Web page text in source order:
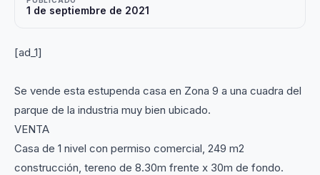
1 de septiembre de 2021
[ad_1]
Se vende esta estupenda casa en Zona 9 a una cuadra del
parque de la industria muy bien ubicado.
VENTA
Casa de 1 nivel con permiso comercial, 249 m2
construcción, tereno de 8.30m frente x 30m de fondo.